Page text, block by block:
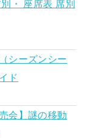
・ 座席表 席別
シーズンシー
ド
会】謎の移動